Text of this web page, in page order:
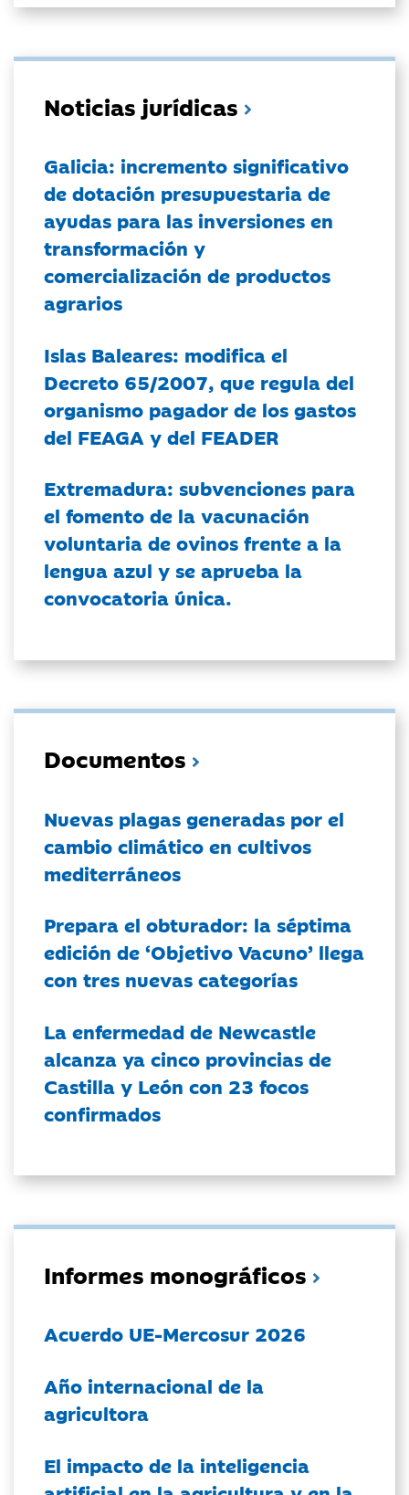
Noticias jurídicas
Galicia: incremento significativo
de dotación presupuestaria de
ayudas para las inversiones en
transformación y
comercialización de productos
agrarios
Islas Baleares: modifica el
Decreto 65/2007, que regula del
organismo pagador de los gastos
del FEAGA y del FEADER
Extremadura: subvenciones para
el fomento de la vacunación
voluntaria de ovinos frente a la
lengua azul y se aprueba la
convocatoria única.
Documentos
Nuevas plagas generadas por el
cambio climático en cultivos
mediterráneos
Prepara el obturador: la séptima
edición de ‘Objetivo Vacuno’ llega
con tres nuevas categorías
La enfermedad de Newcastle
alcanza ya cinco provincias de
Castilla y León con 23 focos
confirmados
Informes monográficos
Acuerdo UE-Mercosur 2026
Año internacional de la
agricultora
El impacto de la inteligencia